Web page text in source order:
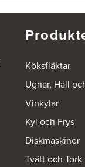
Köksfläktar
Ugnar, Häll
Vinkylar
Kyl och Frys
Diskmaskiner
Tvätt och Tork